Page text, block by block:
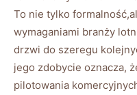
To nie tylko
wymaganiami branży
drzwi do szeregu
jego zdobycie oznacza,
pilotowania